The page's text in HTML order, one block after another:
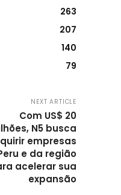
263
207
140
79
NEXT ARTICLE
Com US$ 20
N5 busca
empresas
e da região
acelerar sua
expansão